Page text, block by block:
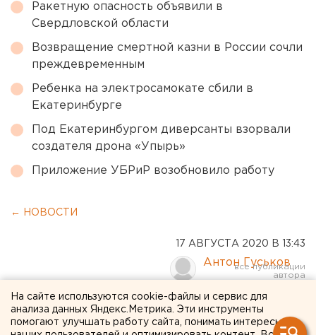
Ракетную опасность объявили в
Свердловской области
Возвращение смертной казни в России сочли
преждевременным
Ребенка на электросамокате сбили в
Екатеринбурге
Под Екатеринбургом диверсанты взорвали
создателя дрона «Упырь»
Приложение УБРиР возобновило работу
← НОВОСТИ
17 АВГУСТА 2020 В 13:43
Антон Гуськов
В Екатеринбурге начали
сносить дом, мешающий
На сайте используются cookie-файлы и сервис для
анализа данных Яндекс.Метрика. Эти инструменты
помогают улучшать работу сайта, понимать интересы